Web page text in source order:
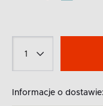
Informacje o dostawie: